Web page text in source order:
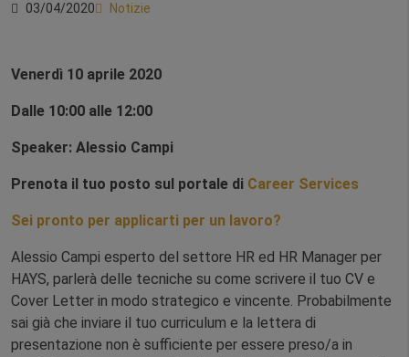
03/04/2020 Notizie
Venerdì 10 aprile 2020
Dalle 10:00 alle 12:00
Speaker: Alessio Campi
Prenota il tuo posto sul portale di Career Services
Sei pronto per applicarti per un lavoro?
Alessio Campi esperto del settore HR ed HR Manager per
HAYS, parlerà delle tecniche su come scrivere il tuo CV e
Cover Letter in modo strategico e vincente. Probabilmente
sai già che inviare il tuo curriculum e la lettera di
presentazione non è sufficiente per essere preso/a in